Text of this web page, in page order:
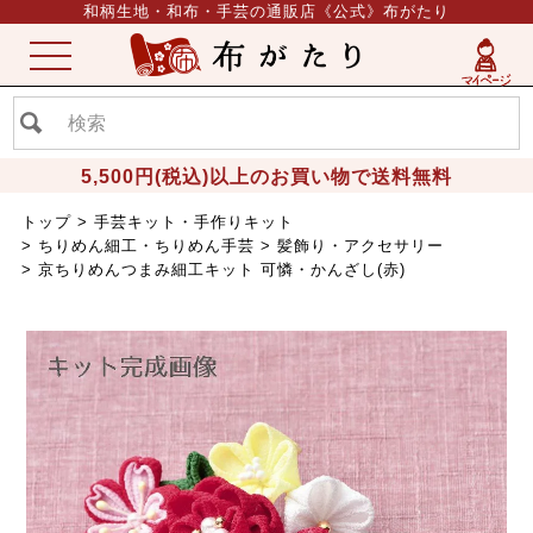
和柄生地・和布・手芸の通販店《公式》布がたり
5,500円(税込)以上のお買い物で送料無料
ME
NU
トップ
手芸キット・手作りキット
ちりめん細工・ちりめん手芸
髪飾り・アクセサリー
京ちりめんつまみ細工キット 可憐・かんざし(赤)